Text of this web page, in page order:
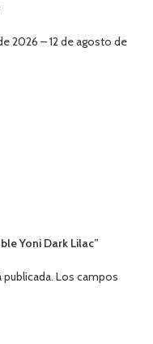
2026 – 12 de agosto de
Yoni Dark Lilac”
Los campos